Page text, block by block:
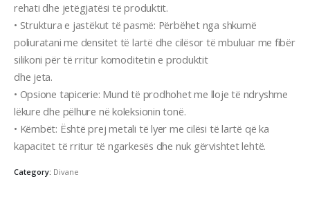
rehati dhe jetëgjatësi të produktit.
• Struktura e jastëkut të pasmë: Përbëhet nga shkumë
poliuratani me densitet të lartë dhe cilësor të mbuluar me fibër
silikoni për të rritur komoditetin e produktit
dhe jeta.
• Opsione tapicerie: Mund të prodhohet me lloje të ndryshme
lëkure dhe pëlhure në koleksionin tonë.
• Këmbët: Është prej metali të lyer me cilësi të lartë që ka
kapacitet të rritur të ngarkesës dhe nuk gërvishtet lehtë.
Category: Divane